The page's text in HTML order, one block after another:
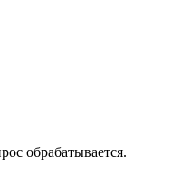
обрабатывается.